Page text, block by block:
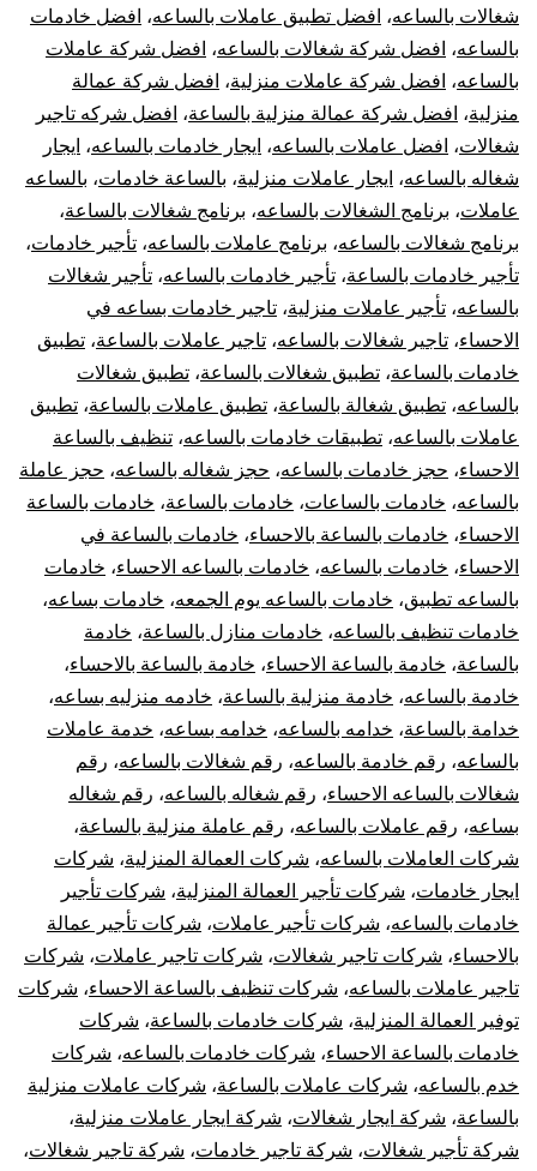
شغالات بالساعه، افضل تطبيق عاملات بالساعه، افضل خادمات
بالساعه، افضل شركة شغالات بالساعه، افضل شركة عاملات
بالساعه، افضل شركة عاملات منزلية، افضل شركة عمالة
منزلية، افضل شركة عمالة منزلية بالساعة، افضل شركه تاجير
شغالات، افضل عاملات بالساعه، ايجار خادمات بالساعه، ايجار
شغاله بالساعه، ايجار عاملات منزلية، بالساعة خادمات، بالساعه
عاملات، برنامج الشغالات بالساعه، برنامج شغالات بالساعة،
برنامج شغالات بالساعه، برنامج عاملات بالساعه، تأجير خادمات،
تأجير خادمات بالساعة، تأجير خادمات بالساعه، تأجير شغالات
بالساعه، تأجير عاملات منزلية، تاجير خادمات بساعه في
الاحساء، تاجير شغالات بالساعه، تاجير عاملات بالساعة، تطبيق
خادمات بالساعة، تطبيق شغالات بالساعة، تطبيق شغالات
بالساعه، تطبيق شغالة بالساعة، تطبيق عاملات بالساعة، تطبيق
عاملات بالساعه، تطبيقات خادمات بالساعه، تنظيف بالساعة
الاحساء، حجز خادمات بالساعه، حجز شغاله بالساعه، حجز عاملة
بالساعه، خادمات بالساعات، خادمات بالساعة، خادمات بالساعة
الاحساء، خادمات بالساعة بالاحساء، خادمات بالساعة في
الاحساء، خادمات بالساعه، خادمات بالساعه الاحساء، خادمات
بالساعه تطبيق، خادمات بالساعه يوم الجمعه، خادمات بساعه،
خادمات تنظيف بالساعه، خادمات منازل بالساعة، خادمة
بالساعة، خادمة بالساعة الاحساء، خادمة بالساعة بالاحساء،
خادمة بالساعه، خادمة منزلية بالساعة، خادمه منزليه بساعه،
خدامة بالساعة، خدامه بالساعه، خدامه بساعه، خدمة عاملات
بالساعه، رقم خادمة بالساعه، رقم شغالات بالساعه، رقم
شغالات بالساعه الاحساء، رقم شغاله بالساعه، رقم شغاله
بساعه، رقم عاملات بالساعه، رقم عاملة منزلية بالساعة،
شركات العاملات بالساعه، شركات العمالة المنزلية، شركات
ايجار خادمات، شركات تأجير العمالة المنزلية، شركات تأجير
خادمات بالساعه، شركات تأجير عاملات، شركات تأجير عمالة
بالاحساء، شركات تاجير شغالات، شركات تاجير عاملات، شركات
تاجير عاملات بالساعه، شركات تنظيف بالساعة الاحساء، شركات
توفير العمالة المنزلية، شركات خادمات بالساعة، شركات
خادمات بالساعة الاحساء، شركات خادمات بالساعه، شركات
خدم بالساعه، شركات عاملات بالساعة، شركات عاملات منزلية
بالساعة، شركة ايجار شغالات، شركة ايجار عاملات منزلية،
شركة تأجير شغالات، شركة تاجير خادمات، شركة تاجير شغالات،